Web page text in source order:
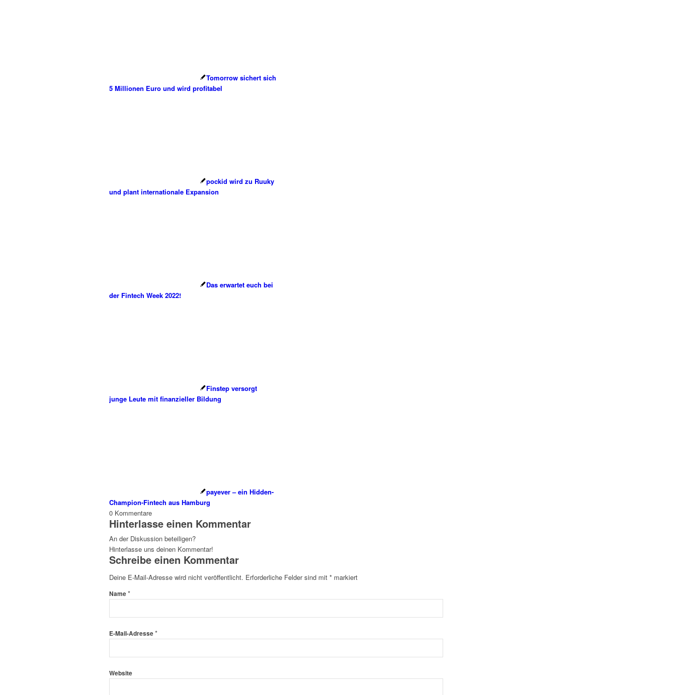
Tomorrow sichert sich
5 Millionen Euro und wird profitabel
pockid wird zu Ruuky
und plant internationale Expansion
Das erwartet euch bei
der Fintech Week 2022!
Finstep versorgt
junge Leute mit finanzieller Bildung
payever – ein Hidden-
Champion-Fintech aus Hamburg
0 Kommentare
Hinterlasse einen Kommentar
An der Diskussion beteiligen?
Hinterlasse uns deinen Kommentar!
Schreibe einen Kommentar
Deine E-Mail-Adresse wird nicht veröffentlicht. Erforderliche Felder sind mit * markiert
Name*
E-Mail-Adresse*
Website